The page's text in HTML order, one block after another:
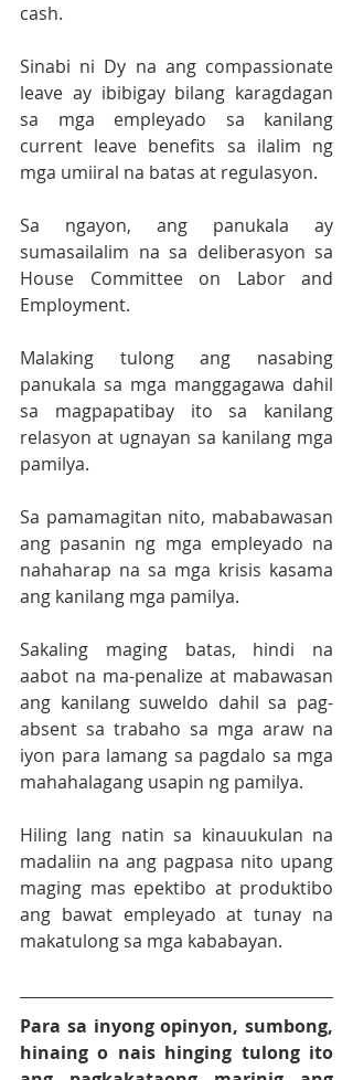
cash.
Sinabi ni Dy na ang compassionate
leave ay ibibigay bilang karagdagan
sa mga empleyado sa kanilang
current leave benefits sa ilalim ng
mga umiiral na batas at regulasyon.
Sa ngayon, ang panukala ay
sumasailalim na sa deliberasyon sa
House Committee on Labor and
Employment.
Malaking tulong ang nasabing
panukala sa mga manggagawa dahil
sa magpapatibay ito sa kanilang
relasyon at ugnayan sa kanilang mga
pamilya.
Sa pamamagitan nito, mababawasan
ang pasanin ng mga empleyado na
nahaharap na sa mga krisis kasama
ang kanilang mga pamilya.
Sakaling maging batas, hindi na
aabot na ma-penalize at mabawasan
ang kanilang suweldo dahil sa pag-
absent sa trabaho sa mga araw na
iyon para lamang sa pagdalo sa mga
mahahalagang usapin ng pamilya.
Hiling lang natin sa kinauukulan na
madaliin na ang pagpasa nito upang
maging mas epektibo at produktibo
ang bawat empleyado at tunay na
makatulong sa mga kababayan.
Para sa inyong opinyon, sumbong,
hinaing o nais hinging tulong ito